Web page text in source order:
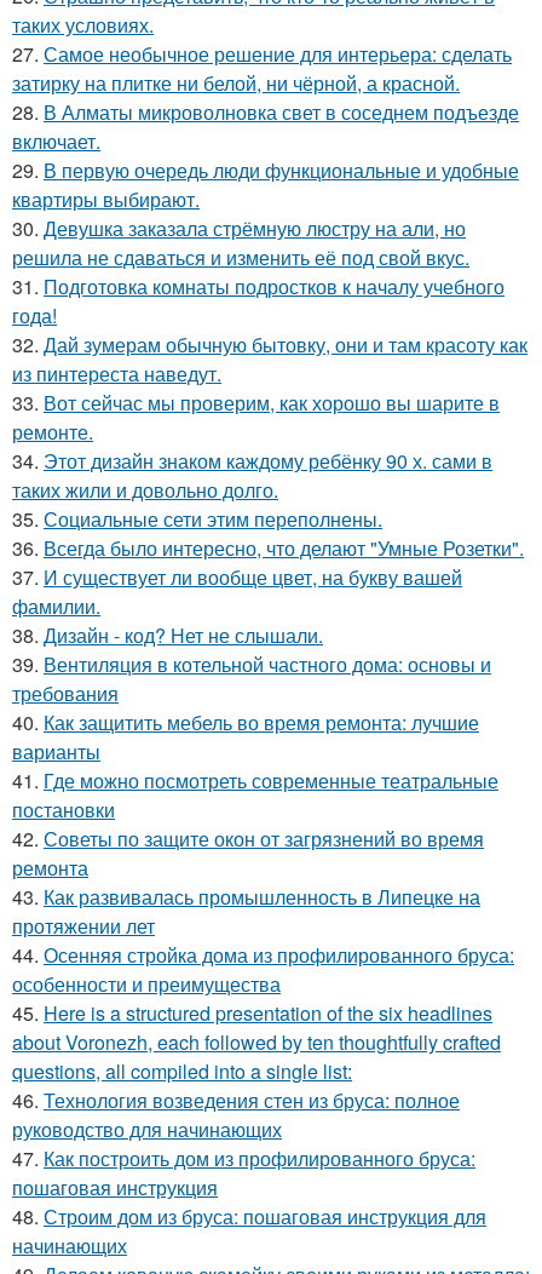
таких условиях.
27. Самое необычное решение для интерьера: сделать
затирку на плитке ни белой, ни чёрной, а красной.
28. В Алматы микроволновка свет в соседнем подъезде
включает.
29. В первую очередь люди функциональные и удобные
квартиры выбирают.
30. Девушка заказала стрёмную люстру на али, но
решила не сдаваться и изменить её под свой вкус.
31. Подготовка комнаты подростков к началу учебного
года!
32. Дай зумерам обычную бытовку, они и там красоту как
из пинтереста наведут.
33. Вот сейчас мы проверим, как хорошо вы шарите в
ремонте.
34. Этот дизайн знаком каждому ребёнку 90 х. сами в
таких жили и довольно долго.
35. Социальные сети этим переполнены.
36. Всегда было интересно, что делают "Умные Розетки".
37. И существует ли вообще цвет, на букву вашей
фамилии.
38. Дизайн - код? Нет не слышали.
39. Вентиляция в котельной частного дома: основы и
требования
40. Как защитить мебель во время ремонта: лучшие
варианты
41. Где можно посмотреть современные театральные
постановки
42. Советы по защите окон от загрязнений во время
ремонта
43. Как развивалась промышленность в Липецке на
протяжении лет
44. Осенняя стройка дома из профилированного бруса:
особенности и преимущества
45. Here is a structured presentation of the six headlines
about Voronezh, each followed by ten thoughtfully crafted
questions, all compiled into a single list:
46. Технология возведения стен из бруса: полное
руководство для начинающих
47. Как построить дом из профилированного бруса:
пошаговая инструкция
48. Строим дом из бруса: пошаговая инструкция для
начинающих